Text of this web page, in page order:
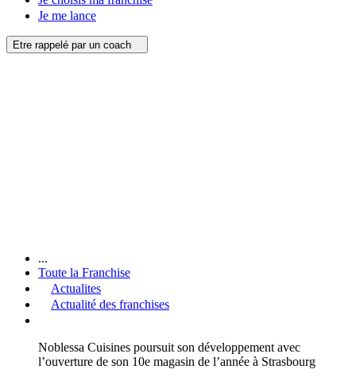
Je me lance
Etre rappelé par un coach
...
Toute la Franchise
Actualites
Actualité des franchises
Noblessa Cuisines poursuit son développement avec
l’ouverture de son 10e magasin de l’année à Strasbourg